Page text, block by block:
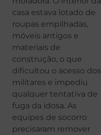
casa estava lotado de
roupas empilhadas,
móveis antigos e
materiais de
construção, o que
dificultou o acesso dos
militares e impediu
qualquer tentativa de
fuga da idosa. As
equipes de socorro
precisaram remover